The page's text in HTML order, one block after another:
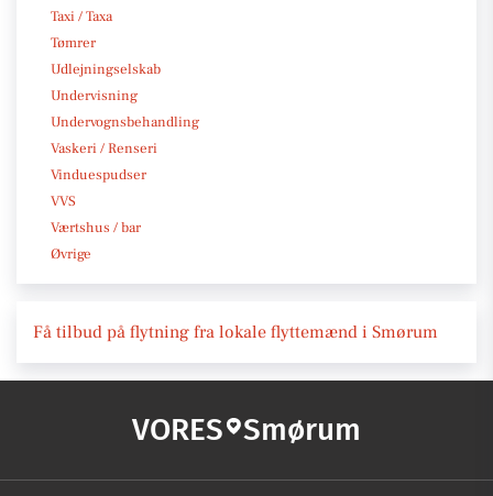
Taxi / Taxa
Tømrer
Udlejningselskab
Undervisning
Undervognsbehandling
Vaskeri / Renseri
Vinduespudser
VVS
Værtshus / bar
Øvrige
Få tilbud på flytning fra lokale flyttemænd i Smørum
VORES Smørum